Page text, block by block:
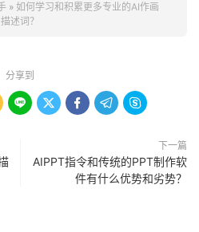
» 如何学习和积累更多专业的AI作画
描述词？
分享到
    
下一篇
AIPPT指令和传统的PPT制作软
件有什么优势和劣势？